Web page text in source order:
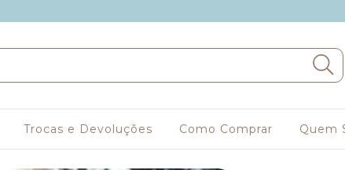
Trocas e Devoluções Como Comprar Quem